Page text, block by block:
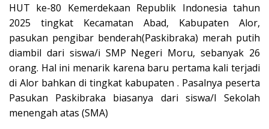
HUT ke-80 Kemerdekaan Republik Indonesia tahun
2025 tingkat Kecamatan Abad, Kabupaten Alor,
pasukan pengibar benderah(Paskibraka) merah putih
diambil dari siswa/i SMP Negeri Moru, sebanyak 26
orang. Hal ini menarik karena baru pertama kali terjadi
di Alor bahkan di tingkat kabupaten . Pasalnya peserta
Pasukan Paskibraka biasanya dari siswa/I Sekolah
menengah atas (SMA)